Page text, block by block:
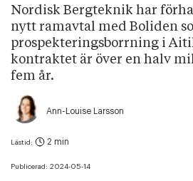
Nordisk Bergteknik har
nytt ramavtal med Boliden
prospekteringsborrning i
kontraktet är över en halv
fem år.
Ann-Louise Larsson
Publicerad: 2024-05-14
Lästid: 2 min